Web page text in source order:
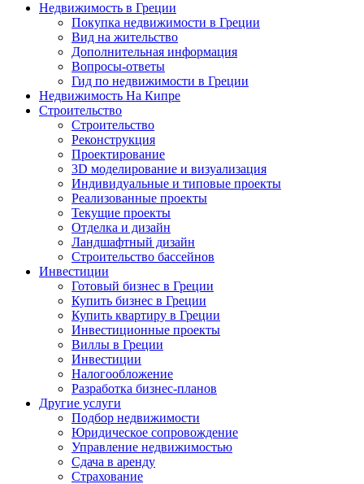
Недвижимость в Греции
Покупка недвижимости в Греции
Вид на жительство
Дополнительная информация
Вопросы-ответы
Гид по недвижимости в Греции
Недвижимость На Кипре
Строительство
Строительство
Реконструкция
Проектирование
3D моделирование и визуализация
Индивидуальные и типовые проекты
Реализованные проекты
Текущие проекты
Отделка и дизайн
Ландшафтный дизайн
Строительство бассейнов
Инвестиции
Готовый бизнес в Греции
Купить бизнес в Греции
Купить квартиру в Греции
Инвестиционные проекты
Виллы в Греции
Инвестиции
Налогообложение
Разработка бизнес-планов
Другие услуги
Подбор недвижимости
Юридическое сопровождение
Управление недвижимостью
Сдача в аренду
Страхование